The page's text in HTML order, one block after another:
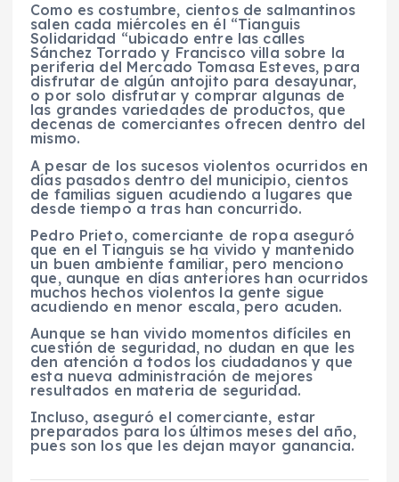
Como es costumbre, cientos de salmantinos
salen cada miércoles en él “Tianguis
Solidaridad “ubicado entre las calles
Sánchez Torrado y Francisco villa sobre la
periferia del Mercado Tomasa Esteves, para
disfrutar de algún antojito para desayunar,
o por solo disfrutar y comprar algunas de
las grandes variedades de productos, que
decenas de comerciantes ofrecen dentro del
mismo.
A pesar de los sucesos violentos ocurridos en
días pasados dentro del municipio, cientos
de familias siguen acudiendo a lugares que
desde tiempo a tras han concurrido.
Pedro Prieto, comerciante de ropa aseguró
que en el Tianguis se ha vivido y mantenido
un buen ambiente familiar, pero menciono
que, aunque en días anteriores han ocurridos
muchos hechos violentos la gente sigue
acudiendo en menor escala, pero acuden.
Aunque se han vivido momentos difíciles en
cuestión de seguridad, no dudan en que les
den atención a todos los ciudadanos y que
esta nueva administración de mejores
resultados en materia de seguridad.
Incluso, aseguró el comerciante, estar
preparados para los últimos meses del año,
pues son los que les dejan mayor ganancia.